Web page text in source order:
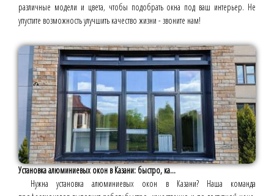
различные модели и цвета, чтобы подобрать окна под ваш интерьер. Не
упустите возможность улучшить качество жизни - звоните нам!
Установка алюминиевых окон в Казани: быстро, ка...
Нужна установка алюминиевых окон в Казани? Наша команда